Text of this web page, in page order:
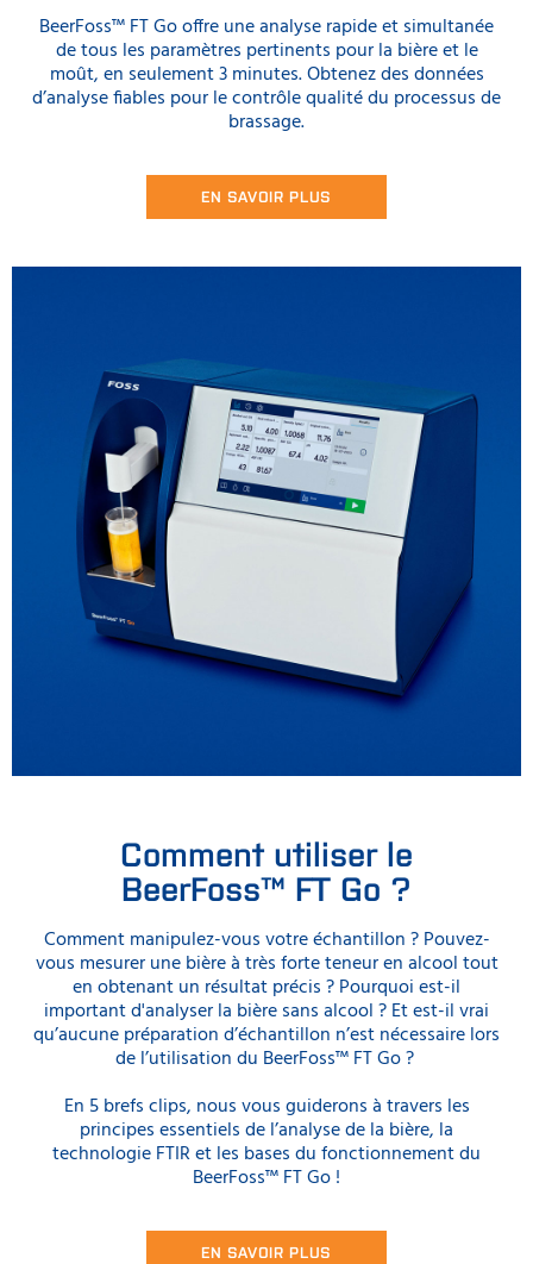
BeerFoss™ FT Go offre une analyse rapide et simultanée
de tous les paramètres pertinents pour la bière et le
moût, en seulement 3 minutes. Obtenez des données
d’analyse fiables pour le contrôle qualité du processus de
brassage.
EN SAVOIR PLUS
Comment utiliser le
BeerFoss™ FT Go ?
Comment manipulez-vous votre échantillon ? Pouvez-
vous mesurer une bière à très forte teneur en alcool tout
en obtenant un résultat précis ? Pourquoi est-il
important d'analyser la bière sans alcool ? Et est-il vrai
qu’aucune préparation d’échantillon n’est nécessaire lors
de l’utilisation du BeerFoss™ FT Go ?
En 5 brefs clips, nous vous guiderons à travers les
principes essentiels de l’analyse de la bière, la
technologie FTIR et les bases du fonctionnement du
BeerFoss™ FT Go !
EN SAVOIR PLUS